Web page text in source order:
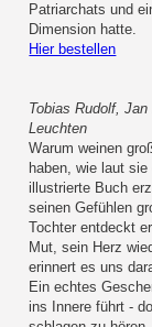
Patriarchats und
Dimension hatte.
Hier bestellen
Tobias Rudolf,
Leuchten
Warum weinen
haben, wie laut
illustrierte Buch
seinen Gefühlen
Tochter entdeckt
Mut, sein Herz
erinnert es uns
Ein echtes
ins Innere führt -